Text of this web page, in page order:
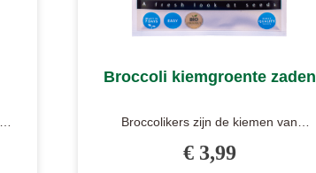
Broccoli kiemgroente zaden
Broccolikers zijn de kiemen van
koolach..
€ 3,99